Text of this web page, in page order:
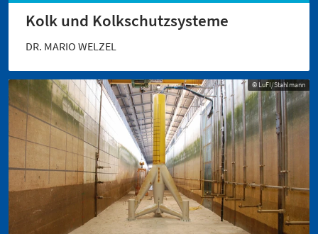
Kolk und Kolkschutzsysteme
DR. MARIO WELZEL
© LuFI/Stahlmann